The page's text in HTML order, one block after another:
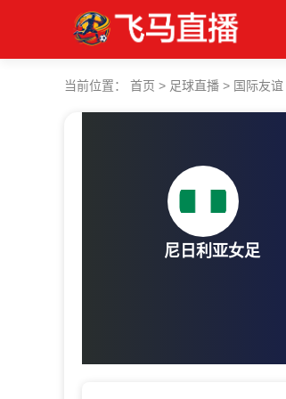
当前位置： 首页 > 足球直播 > 国际友谊
尼日利亚女足